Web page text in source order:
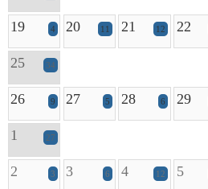
19 4 20 11 21 12 22
25 34
26 9 27 5 28 6 29
1 27
2 3 3 6 4 12 5